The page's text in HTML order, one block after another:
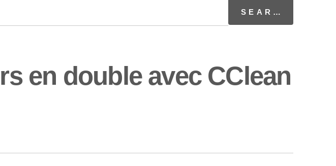
en double avec CClean